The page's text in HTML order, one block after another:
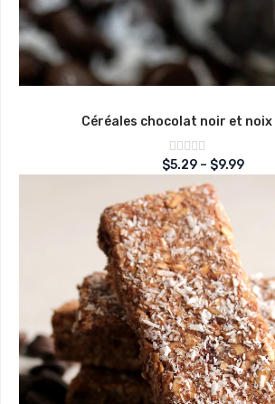
Céréales chocolat noir et noix
Note
0sur
5
$5.29– $9.99